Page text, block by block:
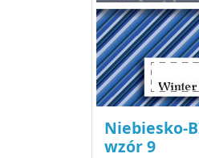
Niebiesko-
wzór 9